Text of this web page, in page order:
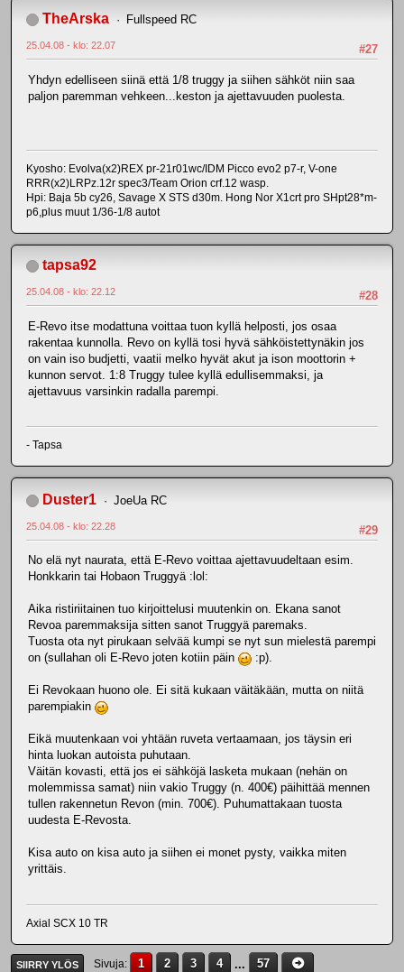
TheArska Fullspeed RC
#27
25.04.08 - klo: 22.07
Yhdyn edelliseen siinä että 1/8 truggy ja siihen sähköt niin saa
paljon paremman vehkeen...keston ja ajettavuuden puolesta.
Kyosho: Evolva(x2)REX pr-21r01wc/IDM Picco evo2 p7-r, V-one
RRR(x2)LRPz.12r spec3/Team Orion crf.12 wasp.
Hpi: Baja 5b cy26, Savage X STS d30m. Hong Nor X1crt pro SHpt28*m-
p6,plus muut 1/36-1/8 autot
tapsa92
#28
25.04.08 - klo: 22.12
E-Revo itse modattuna voittaa tuon kyllä helposti, jos osaa
rakentaa kunnolla. Revo on kyllä tosi hyvä sähköistettynäkin jos
on vain iso budjetti, vaatii melko hyvät akut ja ison moottorin +
kunnon servot. 1:8 Truggy tulee kyllä edullisemmaksi, ja
ajettavuus varsinkin radalla parempi.
- Tapsa
Duster1 JoeUa RC
#29
25.04.08 - klo: 22.28
No elä nyt naurata, että E-Revo voittaa ajettavuudeltaan esim.
Honkkarin tai Hobaon Truggyä :lol:
Aika ristiriitainen tuo kirjoittelusi muutenkin on. Ekana sanot
Revoa paremmaksija sitten sanot Truggyä paremaks.
Tuosta ota nyt pirukaan selvää kumpi se nyt sun mielestä parempi
on (sullahan oli E-Revo joten kotiin päin
:p).
Ei Revokaan huono ole. Ei sitä kukaan väitäkään, mutta on niitä
parempiakin
Eikä muutenkaan voi yhtään ruveta vertaamaan, jos täysin eri
hinta luokan autoista puhutaan.
Väitän kovasti, että jos ei sähköjä lasketa mukaan (nehän on
molemmissa samat) niin vakio Truggy (n. 400€) päihittää mennen
tullen rakennetun Revon (min. 700€). Puhumattakaan tuosta
uudesta E-Revosta.
Kisa auto on kisa auto ja siihen ei monet pysty, vaikka miten
yrittäis.
Axial SCX 10 TR
SIIRRY YLÖS Sivuja 1 2 3 4 ... 57